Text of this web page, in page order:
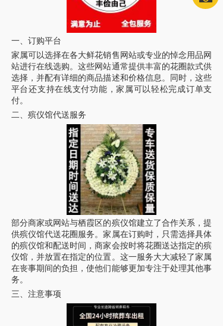
一、订购平台
家属可以选择在各大鲜花销售网站或专业的悼念用品网
站进行在线选购。这些网站通常提供丰富的花圈款式供
选择，并配有详细的商品描述和价格信息。同时，这些
平台还支持在线支付功能，家属可以轻松完成订单支
付。
二、殡仪馆代送服务
部分商家或网站与栖霞区的殡仪馆建立了合作关系，提
供殡仪馆代送花圈服务。家属在订购时，只需选择具体
的殡仪馆和配送时间，商家会按时将花圈送达指定的殡
仪馆，并放置在指定的位置。这一服务大大减轻了家属
在丧事期间的负担，使他们能够更加专注于处理其他事
务。
三、注意事项